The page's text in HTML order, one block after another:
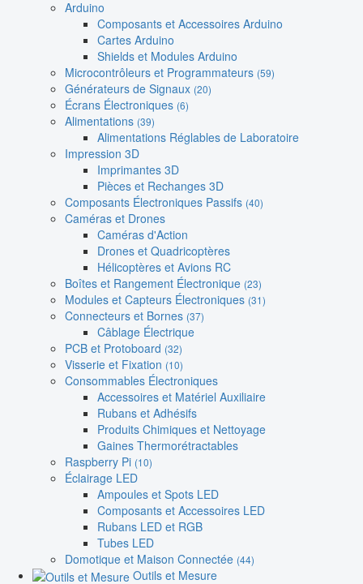
Arduino
Composants et Accessoires Arduino
Cartes Arduino
Shields et Modules Arduino
Microcontrôleurs et Programmateurs (59)
Générateurs de Signaux (20)
Écrans Électroniques (6)
Alimentations (39)
Alimentations Réglables de Laboratoire
Impression 3D
Imprimantes 3D
Pièces et Rechanges 3D
Composants Électroniques Passifs (40)
Caméras et Drones
Caméras d'Action
Drones et Quadricoptères
Hélicoptères et Avions RC
Boîtes et Rangement Électronique (23)
Modules et Capteurs Électroniques (31)
Connecteurs et Bornes (37)
Câblage Électrique
PCB et Protoboard (32)
Visserie et Fixation (10)
Consommables Électroniques
Accessoires et Matériel Auxiliaire
Rubans et Adhésifs
Produits Chimiques et Nettoyage
Gaines Thermorétractables
Raspberry Pi (10)
Éclairage LED
Ampoules et Spots LED
Composants et Accessoires LED
Rubans LED et RGB
Tubes LED
Domotique et Maison Connectée (44)
Outils et Mesure